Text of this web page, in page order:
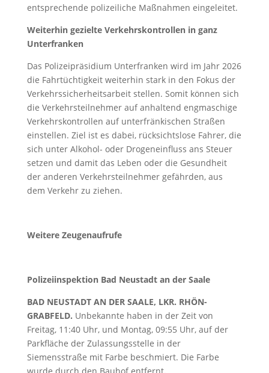
entsprechende polizeiliche Maßnahmen eingeleitet.
Weiterhin gezielte Verkehrskontrollen in ganz
Unterfranken
Das Polizeipräsidium Unterfranken wird im Jahr 2026
die Fahrtüchtigkeit weiterhin stark in den Fokus der
Verkehrssicherheitsarbeit stellen. Somit können sich
die Verkehrsteilnehmer auf anhaltend engmaschige
Verkehrskontrollen auf unterfränkischen Straßen
einstellen. Ziel ist es dabei, rücksichtslose Fahrer, die
sich unter Alkohol- oder Drogeneinfluss ans Steuer
setzen und damit das Leben oder die Gesundheit
der anderen Verkehrsteilnehmer gefährden, aus
dem Verkehr zu ziehen.
Weitere Zeugenaufrufe
Polizeiinspektion Bad Neustadt an der Saale
BAD NEUSTADT AN DER SAALE, LKR. RHÖN-
GRABFELD. Unbekannte haben in der Zeit von
Freitag, 11:40 Uhr, und Montag, 09:55 Uhr, auf der
Parkfläche der Zulassungsstelle in der
Siemensstraße mit Farbe beschmiert. Die Farbe
wurde durch den Bauhof entfernt.